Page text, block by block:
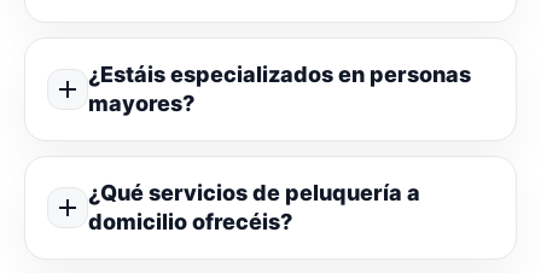
¿Estáis especializados en personas
mayores?
¿Qué servicios de peluquería a
domicilio ofrecéis?